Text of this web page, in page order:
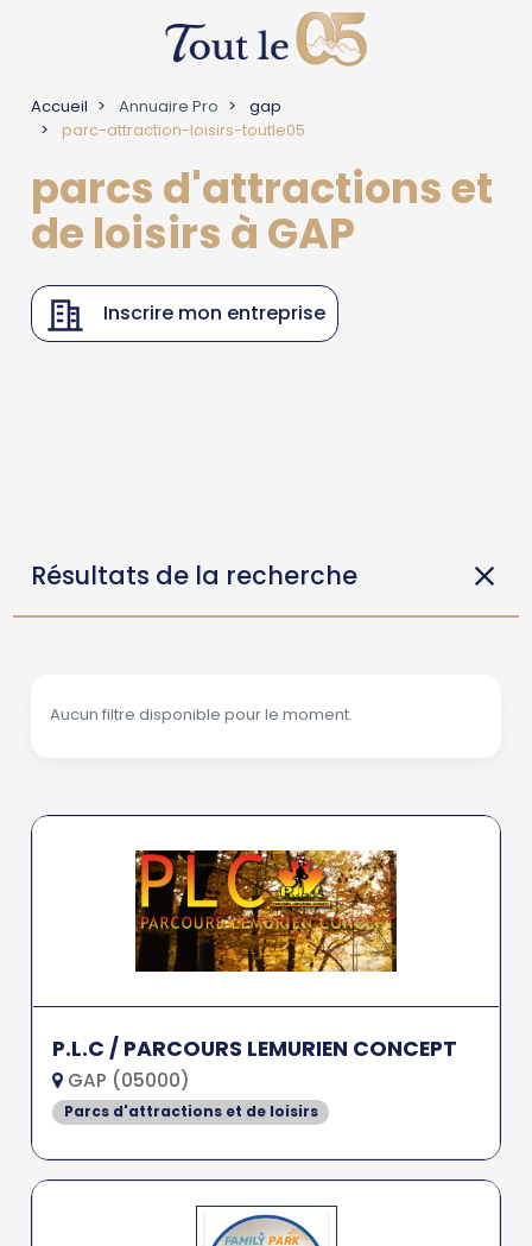
Accueil Annuaire Pro
gap
parc-attraction-loisirs-toutle05
parcs d'attractions et
de loisirs à GAP
Inscrire mon entreprise
Résultats de la recherche
Aucun filtre disponible pour le moment.
P.L.C / PARCOURS LEMURIEN CONCEPT
GAP (05000)
Parcs d'attractions et de loisirs